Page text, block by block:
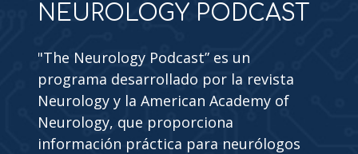
NEUROLOGY PODCAST
"The Neurology Podcast” es un
programa desarrollado por la revista
Neurology y la American Academy of
Neurology, que proporciona
información práctica para neurólogos